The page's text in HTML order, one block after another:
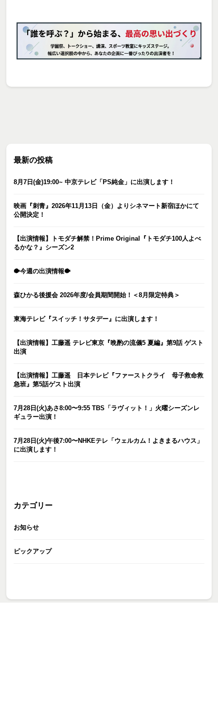
最新の投稿
8月7日(金)19:00~ 中京テレビ「PS純金」に出演します！
映画『刺青』2026年11月13日（金）よりシネマート新宿ほかにて
公開決定！
【出演情報】トモダチ解禁！Prime Original『トモダチ100人よべ
るかな？』シーズン2
🐡今週の出演情報🐡
森ひかる後援会 2026年度/会員期間開始！＜8月限定特典＞
東海テレビ『スイッチ！サタデー』に出演します！
【出演情報】工藤遥 テレビ東京『晩酌の流儀5 夏編』第9話 ゲスト
出演
【出演情報】工藤遥 日本テレビ『ファーストクライ 母子救命救
急班』第5話ゲスト出演
7月28日(火)あさ8:00〜9:55 TBS「ラヴィット！」火曜シーズンレ
ギュラー出演！
7月28日(火)午後7:00〜NHKEテレ「ウェルカム！よきまるハウス」
に出演します！
カテゴリー
お知らせ
ピックアップ